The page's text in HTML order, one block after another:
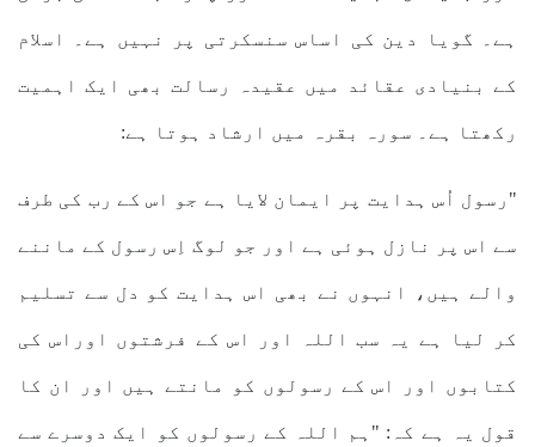
ہے۔ گویا دین کی اساس سنسکرتی پر نہیں ہے۔ اسلام
کے بنیادی عقائد میں عقیدہ رسالت بھی ایک اہمیت
رکھتا ہے۔ سورہ بقرہ میں ارشاد ہوتا ہے:
"رسول اُس ہدایت پر ایمان لایا ہے جو اس کے رب کی طرف
سے اس پر نازل ہوئی ہے اور جو لوگ اِس رسول کے ماننے
والے ہیں، انہوں نے بھی اس ہدایت کو دل سے تسلیم
کر لیا ہے یہ سب اللہ اور اس کے فرشتوں اوراس کی
کتابوں اور اس کے رسولوں کو مانتے ہیں اور ان کا
قول یہ ہے کہ: "ہم اللہ کے رسولوں کو ایک دوسرے سے